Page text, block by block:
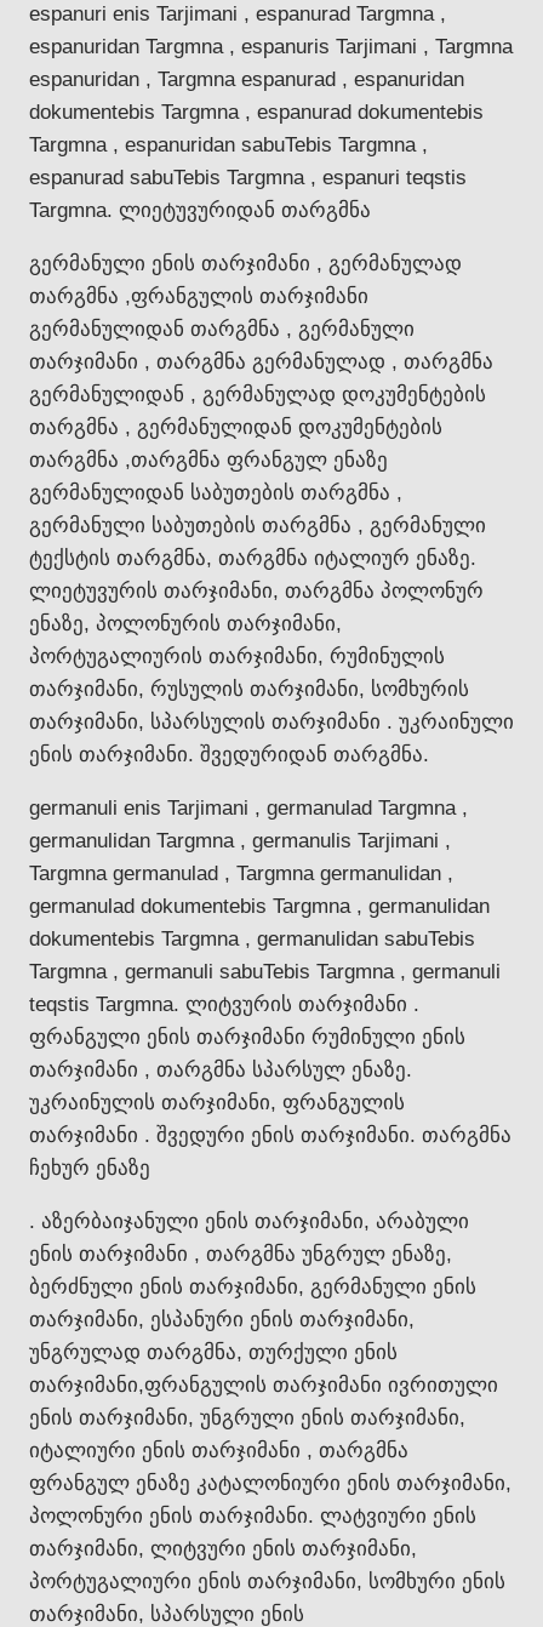
espanuri enis Tarjimani , espanurad Targmna ,
espanuridan Targmna , espanuris Tarjimani , Targmna
espanuridan , Targmna espanurad , espanuridan
dokumentebis Targmna , espanurad dokumentebis
Targmna , espanuridan sabuTebis Targmna ,
espanurad sabuTebis Targmna , espanuri teqstis
Targmna. ლიეტუვურიდან თარგმნა
გერმანული ენის თარჯიმანი , გერმანულად
თარგმნა ,ფრანგულის თარჯიმანი
გერმანულიდან თარგმნა , გერმანული
თარჯიმანი , თარგმნა გერმანულად , თარგმნა
გერმანულიდან , გერმანულად დოკუმენტების
თარგმნა , გერმანულიდან დოკუმენტების
თარგმნა ,თარგმნა ფრანგულ ენაზე
გერმანულიდან საბუთების თარგმნა ,
გერმანული საბუთების თარგმნა , გერმანული
ტექსტის თარგმნა, თარგმნა იტალიურ ენაზე.
ლიეტუვურის თარჯიმანი, თარგმნა პოლონურ
ენაზე, პოლონურის თარჯიმანი,
პორტუგალიურის თარჯიმანი, რუმინულის
თარჯიმანი, რუსულის თარჯიმანი, სომხურის
თარჯიმანი, სპარსულის თარჯიმანი . უკრაინული
ენის თარჯიმანი. შვედურიდან თარგმნა.
germanuli enis Tarjimani , germanulad Targmna ,
germanulidan Targmna , germanulis Tarjimani ,
Targmna germanulad , Targmna germanulidan ,
germanulad dokumentebis Targmna , germanulidan
dokumentebis Targmna , germanulidan sabuTebis
Targmna , germanuli sabuTebis Targmna , germanuli
teqstis Targmna. ლიტვურის თარჯიმანი .
ფრანგული ენის თარჯიმანი რუმინული ენის
თარჯიმანი , თარგმნა სპარსულ ენაზე.
უკრაინულის თარჯიმანი, ფრანგულის
თარჯიმანი . შვედური ენის თარჯიმანი. თარგმნა
ჩეხურ ენაზე
. აზერბაიჯანული ენის თარჯიმანი, არაბული
ენის თარჯიმანი , თარგმნა უნგრულ ენაზე,
ბერძნული ენის თარჯიმანი, გერმანული ენის
თარჯიმანი, ესპანური ენის თარჯიმანი,
უნგრულად თარგმნა, თურქული ენის
თარჯიმანი,ფრანგულის თარჯიმანი ივრითული
ენის თარჯიმანი, უნგრული ენის თარჯიმანი,
იტალიური ენის თარჯიმანი , თარგმნა
ფრანგულ ენაზე კატალონიური ენის თარჯიმანი,
პოლონური ენის თარჯიმანი. ლატვიური ენის
თარჯიმანი, ლიტვური ენის თარჯიმანი,
პორტუგალიური ენის თარჯიმანი, სომხური ენის
თარჯიმანი, სპარსული ენის